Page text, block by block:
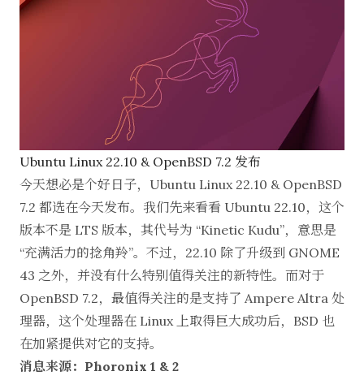
Ubuntu Linux 22.10 & OpenBSD 7.2 发布
今天想必是个好日子，Ubuntu Linux 22.10 & OpenBSD
7.2 都选在今天发布。我们先来看看 Ubuntu 22.10，这个
版本不是 LTS 版本，其代号为 “Kinetic Kudu”，意思是
“充满活力的捻角羚”。不过，22.10 除了升级到 GNOME
43 之外，并没有什么特别值得关注的新特性。而对于
OpenBSD 7.2，最值得关注的是支持了 Ampere Altra 处
理器，这个处理器在 Linux 上取得巨大成功后，BSD 也
在加紧提供对它的支持。
消息来源：Phoronix 1 & 2